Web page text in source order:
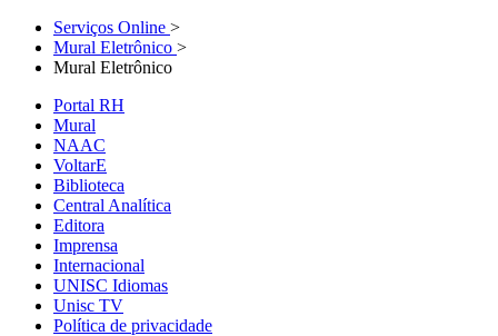
Serviços Online >
Mural Eletrônico >
Mural Eletrônico
Portal RH
Mural
NAAC
VoltarE
Biblioteca
Central Analítica
Editora
Imprensa
Internacional
UNISC Idiomas
Unisc TV
Política de privacidade